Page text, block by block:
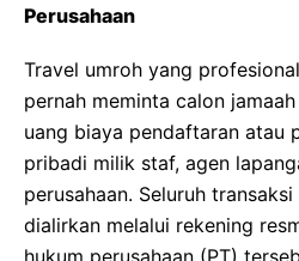
Perusahaan
Travel umroh yang
pernah meminta calon
uang biaya pendaftaran atau
pribadi milik staf, agen
perusahaan. Seluruh
dialirkan melalui rekening
hukum perusahaan (PT)